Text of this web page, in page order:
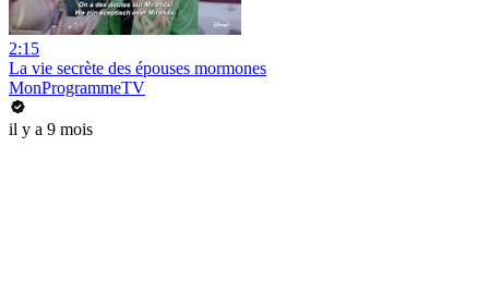
2:15
La vie secrète des épouses mormones
MonProgrammeTV
il y a 9 mois